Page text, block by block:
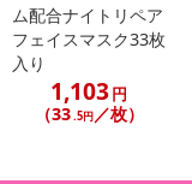
ム配合ナイトリペア
フェイスマスク33枚
入り
1,103円
（33.5円／枚）